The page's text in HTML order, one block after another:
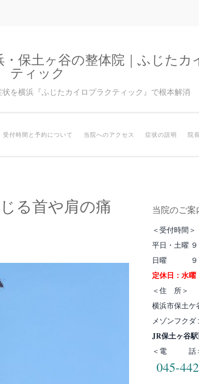
保土ヶ谷の整体院｜ふじたカ
ティック
を横浜『ふじたカイロプラクティック』で根本解消
受付時間と予約について 当院へのアクセス 症状の説明 院
る首や肩の痛
当院のご案
＜受付時間＞
平日・土曜
日曜 ９：
定休日：水曜
＜住 所＞
横浜市保土ケ
メゾンフクダ
JR保土ヶ谷
＜電 話
045-